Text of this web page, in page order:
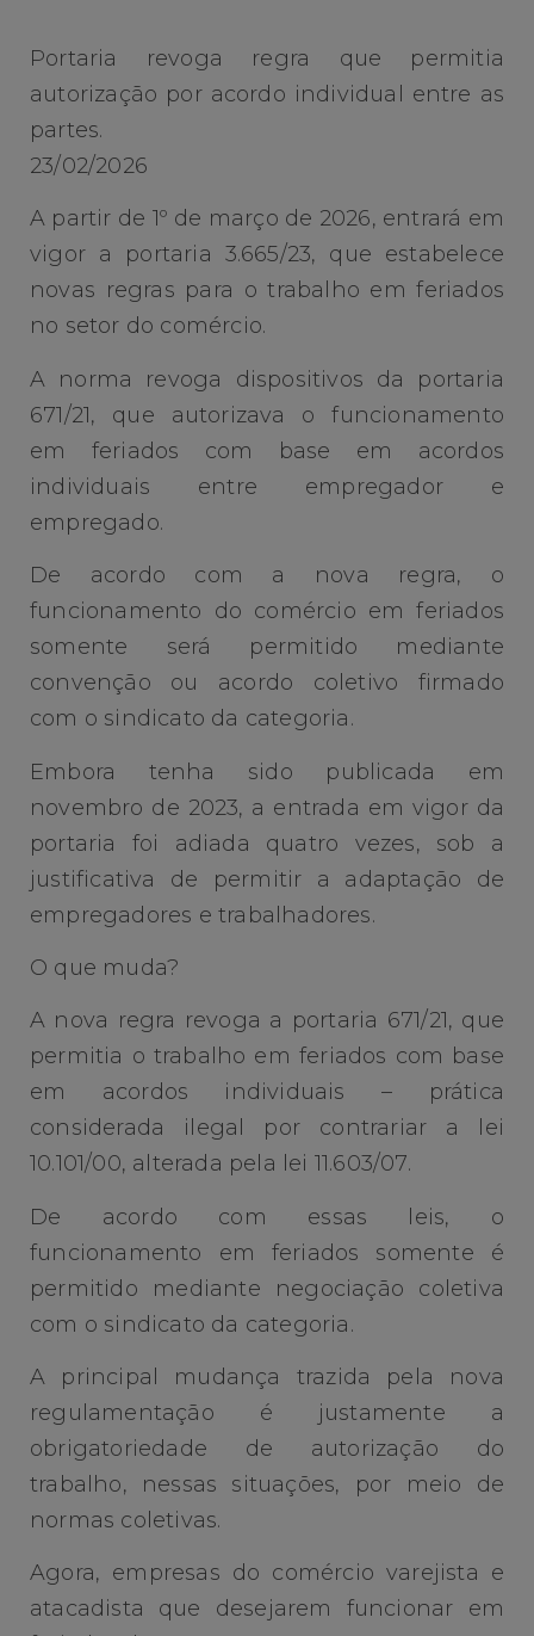
Portaria revoga regra que permitia
autorização por acordo individual entre as
partes.
23/02/2026
A partir de 1º de março de 2026, entrará em
vigor a portaria 3.665/23, que estabelece
novas regras para o trabalho em feriados
no setor do comércio.
A norma revoga dispositivos da portaria
671/21, que autorizava o funcionamento
em feriados com base em acordos
individuais entre empregador e
empregado.
De acordo com a nova regra, o
funcionamento do comércio em feriados
somente será permitido mediante
convenção ou acordo coletivo firmado
com o sindicato da categoria.
Embora tenha sido publicada em
novembro de 2023, a entrada em vigor da
portaria foi adiada quatro vezes, sob a
justificativa de permitir a adaptação de
empregadores e trabalhadores.
O que muda?
A nova regra revoga a portaria 671/21, que
permitia o trabalho em feriados com base
em acordos individuais – prática
considerada ilegal por contrariar a lei
10.101/00, alterada pela lei 11.603/07.
De acordo com essas leis, o
funcionamento em feriados somente é
permitido mediante negociação coletiva
com o sindicato da categoria.
A principal mudança trazida pela nova
regulamentação é justamente a
obrigatoriedade de autorização do
trabalho, nessas situações, por meio de
normas coletivas.
Agora, empresas do comércio varejista e
atacadista que desejarem funcionar em